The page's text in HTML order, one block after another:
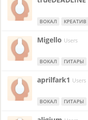
ВОКАЛ КРЕАТИВ
Migello Users
ВОКАЛ ГИТАРЫ
aprilfark1 Users
ВОКАЛ ГИТАРЫ